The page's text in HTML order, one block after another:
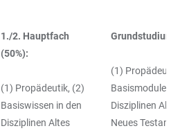
1./2. Hauptfach
(50%):
(1) Propädeutik, (2)
Basiswissen in den
Disziplinen Altes
Grundstudium:
(1)
Basismodule in
Disziplinen
Neues